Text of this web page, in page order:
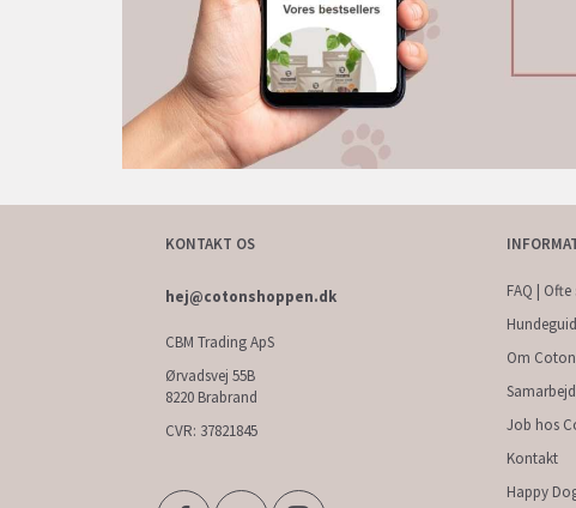
KONTAKT OS
hej@cotonshoppen.dk
CBM Trading ApS
Ørvadsvej 55B
8220 Brabrand
CVR: 37821845
FAQ |
Om
Job hos
Kontakt
Happy